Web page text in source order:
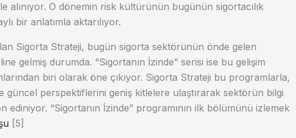
alınıyor. O dönemin risk kültürünün bugünün sigortacılık
bir anlatımla aktarılıyor.
Sigorta Strateji, bugün sigorta sektörünün önde gelen
gelmiş durumda. “Sigortanın İzinde” serisi ise bu gelişim
biri olarak öne çıkıyor. Sigorta Strateji bu programlarla,
güncel perspektiflerini geniş kitlelere ulaştırarak sektörün bilgi
ediniyor. “Sigortanın İzinde” programının ilk bölümünü izlemek
[5]